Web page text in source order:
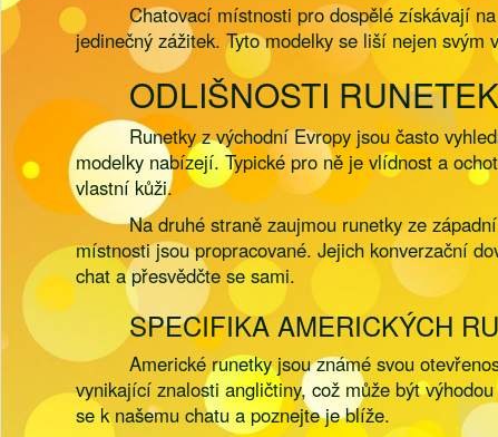
Chatovací místnosti pro dospělé získávají
jedinečný zážitek. Tyto modelky se liší nejen
ODLIŠNOSTI
Runetky z východní Evropy jsou často
modelky nabízejí. Typické pro ně je vlídnost a
vlastní kůži.
Na druhé straně zaujmou runetky ze
místnosti jsou propracované. Jejich konverzační
chat a přesvědčte se sami.
SPECIFIKA AMERICKÝCH
Americké runetky jsou známé svou
vynikající znalosti angličtiny, což může být
se k našemu chatu a poznejte je blíže.